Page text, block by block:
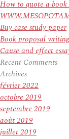
How to quote a
Buy case study paper
Book proposal
Cause and effect
Recent Comments
Archives
février 2022
octobre 2019
septembre 2019
août 2019
juillet 2019